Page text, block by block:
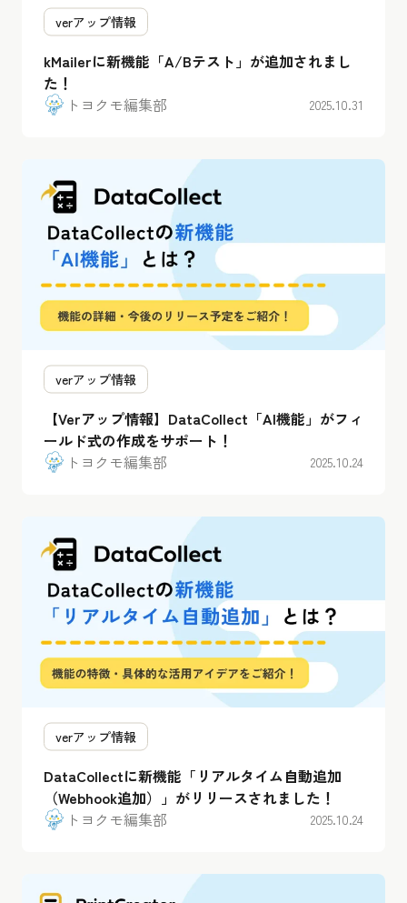
verアップ情報
kMailerに新機能「A/Bテスト」が追加されまし
た！
トヨクモ編集部
2025.10.31
verアップ情報
【Verアップ情報】DataCollect「AI機能」がフィ
ールド式の作成をサポート！
トヨクモ編集部
2025.10.24
verアップ情報
DataCollectに新機能「リアルタイム自動追加
（Webhook追加）」がリリースされました！
トヨクモ編集部
2025.10.24